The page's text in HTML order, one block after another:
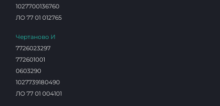
1027700136760
ЛО 77 01 012765
Чертаново И
7726023297
772601001
0603290
1027739180490
ЛО 77 01 004101